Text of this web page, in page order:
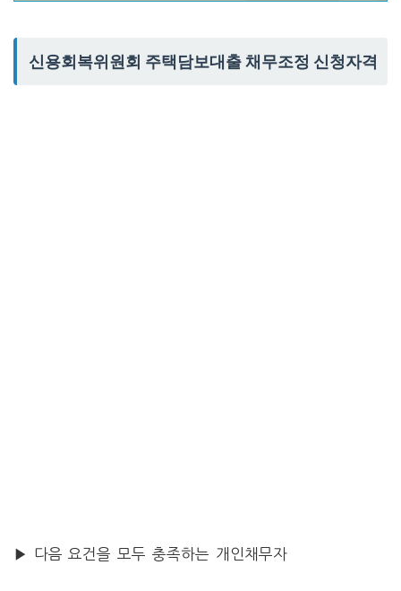
신용회복위원회 주택담보대출 채무조정 신청자격
▶ 다음 요건을 모두 충족하는 개인채무자